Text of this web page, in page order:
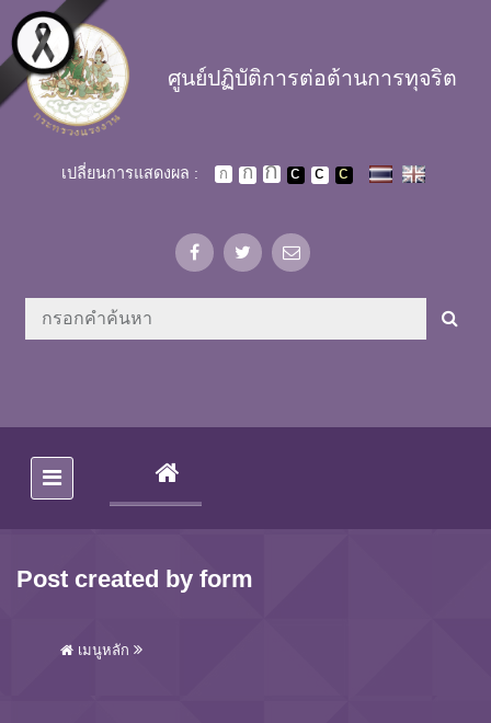
Skip to main content
ศูนย์ปฏิบัติการต่อต้านการทุจริต
เปลี่ยนการแสดงผล :
(CURRENT)
Post created by form
เมนูหลัก